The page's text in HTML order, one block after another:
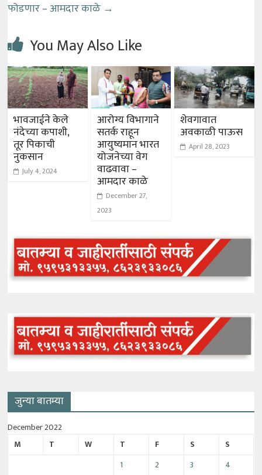
फोडणार – आमदार काळे →
You May Also Like
भावजाईने केले
नंदेच्या कपाशी,
तूर पिकाची
नुकसान
July 4, 2024
आरोग्य विभागाने
सतर्क राहून
आयुष्यमान भारत
योजनेच्या वेग
वाढवावा –
आमदार काळे
December 27,
2023
शेवगावात
अवकाळी पाऊस
April 28, 2023
जुन्या बातम्या
December 2022
M
T W T F S
S
1
2 3 4